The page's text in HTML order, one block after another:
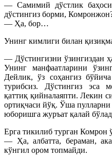
— Самимий дўстлик
дўстингиз борми,
— Ҳа, бор…
Унинг кимлиги билан
— Дўстингизни ўзингиздан
Унинг манфаатларини
Дейлик, ўз соҳангиз
турибсиз. Дўстингиз эса
қаттиқ қийналаяпти. Лекин
ортиқчаси йўқ. Ўша пулларни
юборишга журъат қалай
Ерга тикилиб турган Комрон
— Ҳа, албатта, бераман,
кўнгил ором топмайди.